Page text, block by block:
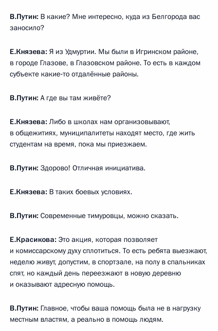
В.Путин: В какие? Мне интересно, куда из Белгорода вас
заносило?
Е.Князева: Я из Удмуртии. Мы были в Игринском районе,
в городе Глазове, в Глазовском районе. То есть в каждом
субъекте какие‑то отдалённые районы.
В.Путин: А где вы там живёте?
Е.Князева: Либо в школах нам организовывают,
в общежитиях, муниципалитеты находят место, где жить
студентам на время, пока мы приезжаем.
В.Путин: Здорово! Отличная инициатива.
Е.Князева: В таких боевых условиях.
В.Путин: Современные тимуровцы, можно сказать.
Е.Красикова: Это акция, которая позволяет
и комиссарскому духу сплотиться. То есть ребята выезжают,
неделю живут, допустим, в спортзале, на полу в спальниках
спят, но каждый день переезжают в новую деревню
и оказывают адресную помощь.
В.Путин: Главное, чтобы ваша помощь была не в нагрузку
местным властям, а реально в помощь людям.